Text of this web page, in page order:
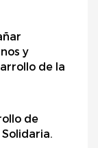
y
de la
de